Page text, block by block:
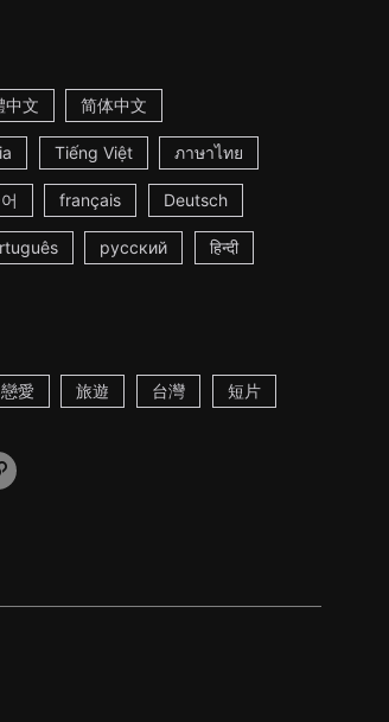
中文 简体中文
Tiếng Việt ภาษาไทย
français Deutsch
русский हिन्दी
愛 旅遊 台灣 短片